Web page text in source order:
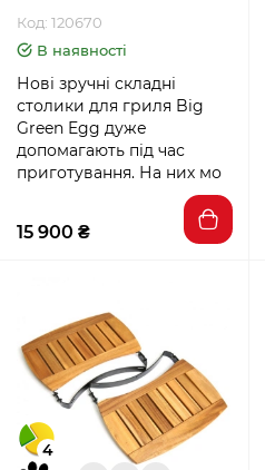
Код: 120670
В наявності
Нові зручні складні
столики для гриля Big
Green Egg дуже
допомагають під час
приготування. На них мо
15 900 ₴
4